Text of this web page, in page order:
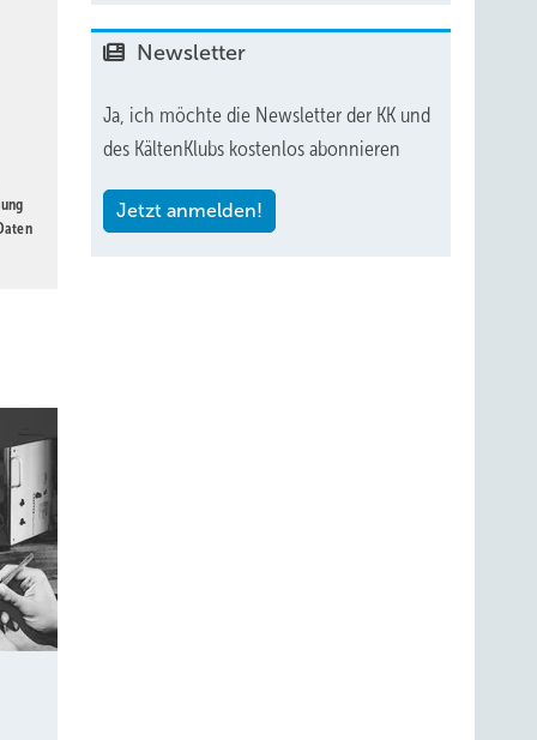
Newsletter
Ja, ich möchte die Newsletter der KK und
des KältenKlubs kostenlos abonnieren
Jetzt anmelden!